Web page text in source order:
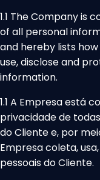
1.1 The Company
of all personal
and hereby lists
use, disclose and
information.
1.1 A Empresa está
privacidade de
do Cliente e, por
Empresa coleta,
pessoais do Cliente.